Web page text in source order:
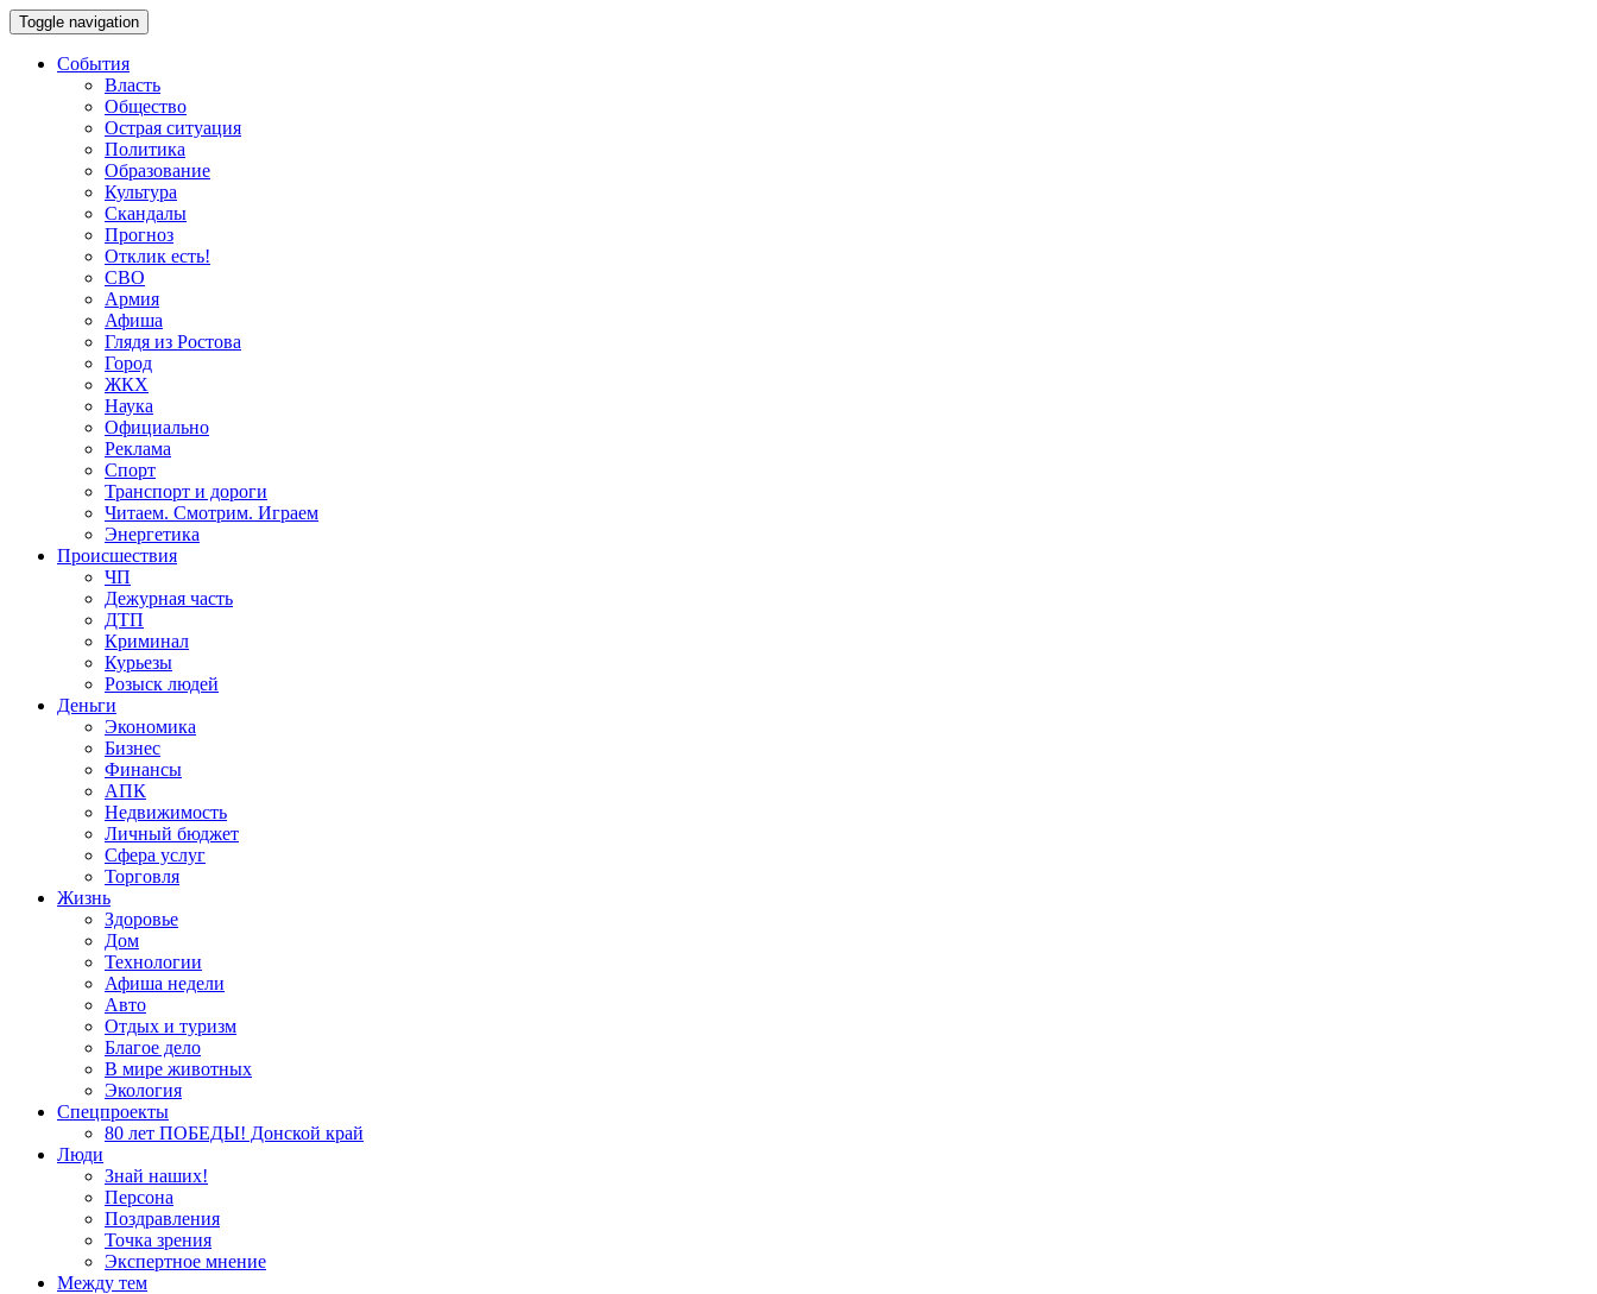
Toggle navigation
События
Власть
Общество
Острая ситуация
Политика
Образование
Культура
Скандалы
Прогноз
Отклик есть!
СВО
Армия
Афиша
Глядя из Ростова
Город
ЖКХ
Наука
Официально
Реклама
Спорт
Транспорт и дороги
Читаем. Смотрим. Играем
Энергетика
Происшествия
ЧП
Дежурная часть
ДТП
Криминал
Курьезы
Розыск людей
Деньги
Экономика
Бизнес
Финансы
АПК
Недвижимость
Личный бюджет
Сфера услуг
Торговля
Жизнь
Здоровье
Дом
Технологии
Афиша недели
Авто
Отдых и туризм
Благое дело
В мире животных
Экология
Спецпроекты
80 лет ПОБЕДЫ! Донской край
Люди
Знай наших!
Персона
Поздравления
Точка зрения
Экспертное мнение
Между тем